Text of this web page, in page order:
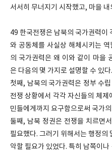
서서히 무너지기 시작했고, 마을
49한국전쟁은 남북의 국가권력이
와 공동체를 사실상 해체시키는
의 국가권력은 왜 이와 같이 마을
은 다음의 몇 가지로 설명할 수 있다.
첫째, 남북의 국가권력은 정부 수
전쟁 상황에서 각각 자신들의 체
민들에게까지 요구함으로써 국가
둘째, 남북 정권은 전쟁을 치르면
필요했다.그러기 위해서는 행정의
악할 필요가 있었다.특히 남쪽이나